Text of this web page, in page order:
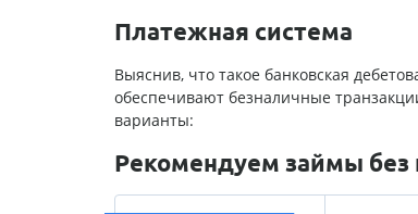
Платежная система
Выяснив, что такое банковская
обеспечивают безналичные
варианты:
Рекомендуем займы без